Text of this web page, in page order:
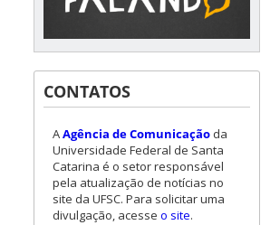
CONTATOS
AAgência de Comunicaçãoda
Universidade Federal de Santa
Catarina é o setor responsável
pela atualização de notícias no
site da UFSC. Para solicitar uma
divulgação, acesse o site.